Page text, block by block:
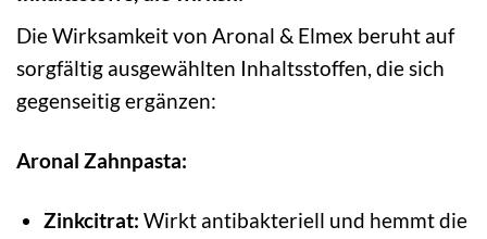
Die Wirksamkeit von Aronal & Elmex beruht auf
sorgfältig ausgewählten Inhaltsstoffen, die sich
gegenseitig ergänzen:
Aronal Zahnpasta:
Zinkcitrat: Wirkt antibakteriell und hemmt die